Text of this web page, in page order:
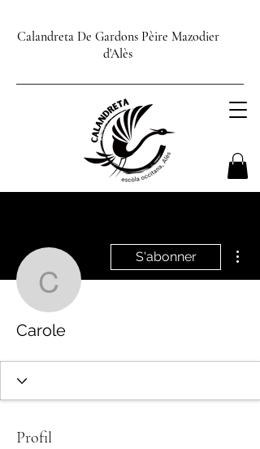
Calandreta De Gardons Pèire Mazodier
d'Alès
Carole
S'abonner
Carole
Profil